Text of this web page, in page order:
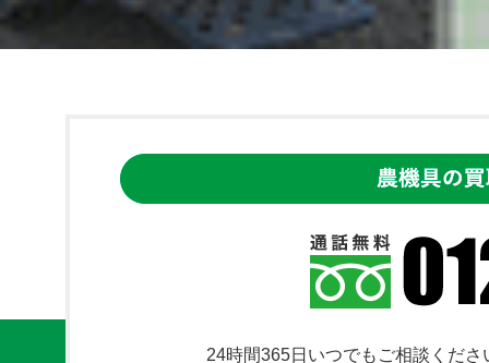
24時間365日いつでもご相談くださ